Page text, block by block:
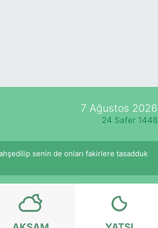
7 Ağustos 2026
24 Safer 1448
senin de onları fakirlere tasadduk